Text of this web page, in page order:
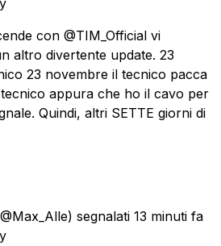
con @TIM_Official vi
altro divertente update. 23
23 novembre il tecnico pacca
appura che ho il cavo per
Quindi, altri SETTE giorni di
segnalati 13 minuti fa